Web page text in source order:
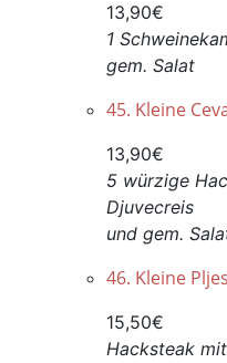
13,90€
1
gem. Salat
45. Kleine
13,90€
5 würzige
Djuvecreis
und gem.
46. Kleine
15,50€
Hacksteak